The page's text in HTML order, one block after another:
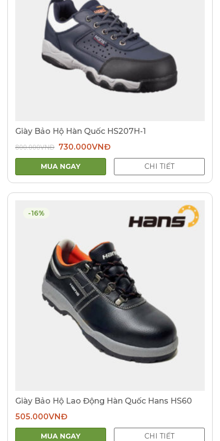
Giày Bảo Hộ Hàn Quốc HS207H-1
800.000VNĐ Giá
gốc
là:
800.000VNĐ.
730.000VNĐGiá
tại
730.000VNĐ.
MUA NGAY CHI TIẾT
-16%
Giày Bảo Hộ Lao Động Hàn Quốc Hans HS60
505.000VNĐ
MUA NGAY CHI TIẾT